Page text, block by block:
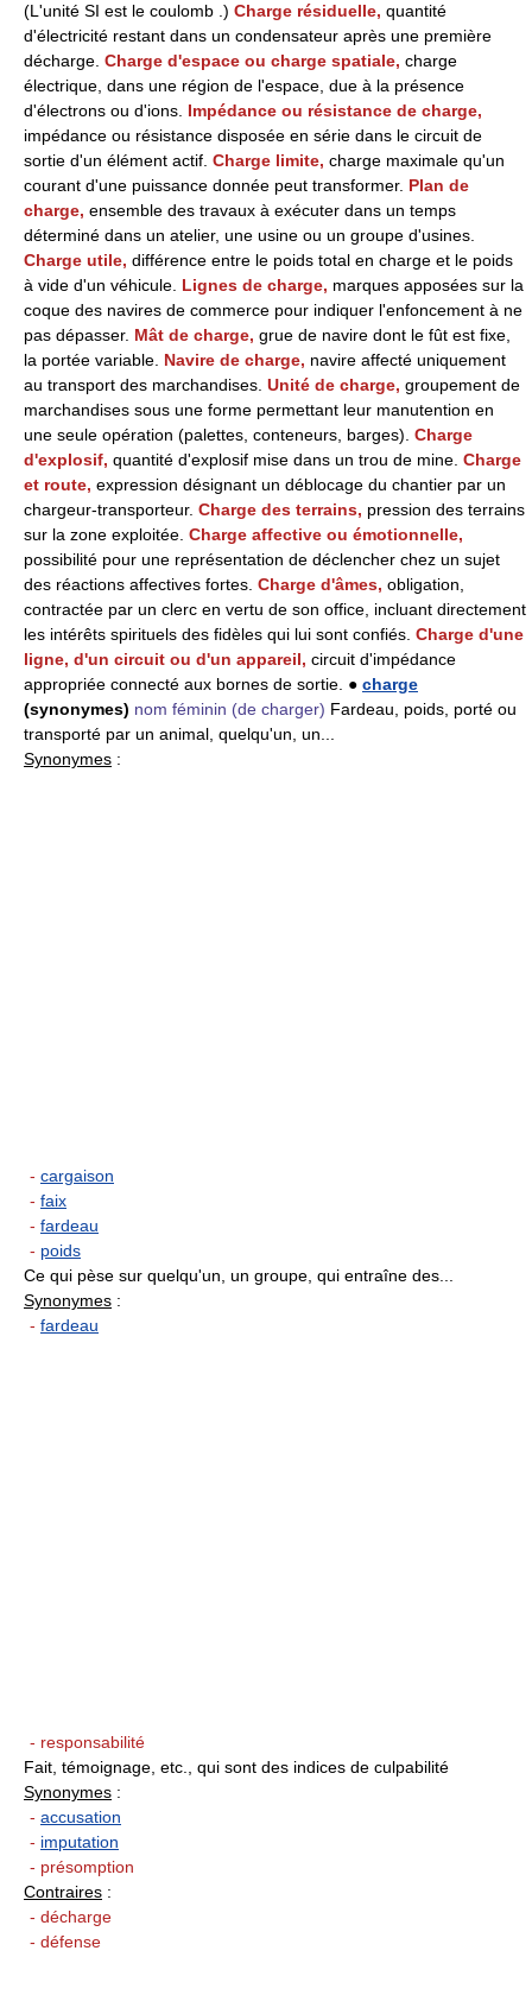
(L'unité SI est le coulomb .) Charge résiduelle, quantité
d'électricité restant dans un condensateur après une première
décharge. Charge d'espace ou charge spatiale, charge
électrique, dans une région de l'espace, due à la présence
d'électrons ou d'ions. Impédance ou résistance de charge,
impédance ou résistance disposée en série dans le circuit de
sortie d'un élément actif. Charge limite, charge maximale qu'un
courant d'une puissance donnée peut transformer. Plan de
charge, ensemble des travaux à exécuter dans un temps
déterminé dans un atelier, une usine ou un groupe d'usines.
Charge utile, différence entre le poids total en charge et le poids
à vide d'un véhicule. Lignes de charge, marques apposées sur la
coque des navires de commerce pour indiquer l'enfoncement à ne
pas dépasser. Mât de charge, grue de navire dont le fût est fixe,
la portée variable. Navire de charge, navire affecté uniquement
au transport des marchandises. Unité de charge, groupement de
marchandises sous une forme permettant leur manutention en
une seule opération (palettes, conteneurs, barges). Charge
d'explosif, quantité d'explosif mise dans un trou de mine. Charge
et route, expression désignant un déblocage du chantier par un
chargeur-transporteur. Charge des terrains, pression des terrains
sur la zone exploitée. Charge affective ou émotionnelle,
possibilité pour une représentation de déclencher chez un sujet
des réactions affectives fortes. Charge d'âmes, obligation,
contractée par un clerc en vertu de son office, incluant directement
les intérêts spirituels des fidèles qui lui sont confiés. Charge d'une
ligne, d'un circuit ou d'un appareil, circuit d'impédance
appropriée connecté aux bornes de sortie. ● charge
(synonymes) nom féminin (de charger) Fardeau, poids, porté ou
transporté par un animal, quelqu'un, un...
Synonymes :
- cargaison
- faix
- fardeau
- poids
Ce qui pèse sur quelqu'un, un groupe, qui entraîne des...
Synonymes :
- fardeau
- responsabilité
Fait, témoignage, etc., qui sont des indices de culpabilité
Synonymes :
- accusation
- imputation
- présomption
Contraires :
- décharge
- défense